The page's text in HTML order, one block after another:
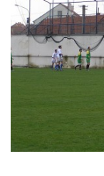
STARŠÍ DOROST
MLADŠÍ ŽÁCI